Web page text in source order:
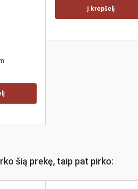
Į krepšelį
šią prekę, taip pat pirko: